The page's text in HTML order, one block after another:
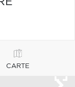
CARTE